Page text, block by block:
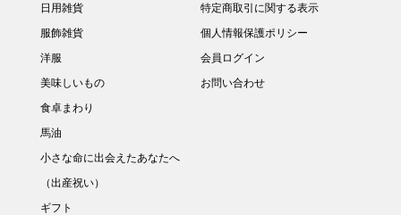
日用雑貨
服飾雑貨
洋服
美味しいもの
食卓まわり
馬油
小さな命に出会えたあなたへ
（出産祝い）
ギフト
特定商取引に関する表示
個人情報保護ポリシー
会員ログイン
お問い合わせ